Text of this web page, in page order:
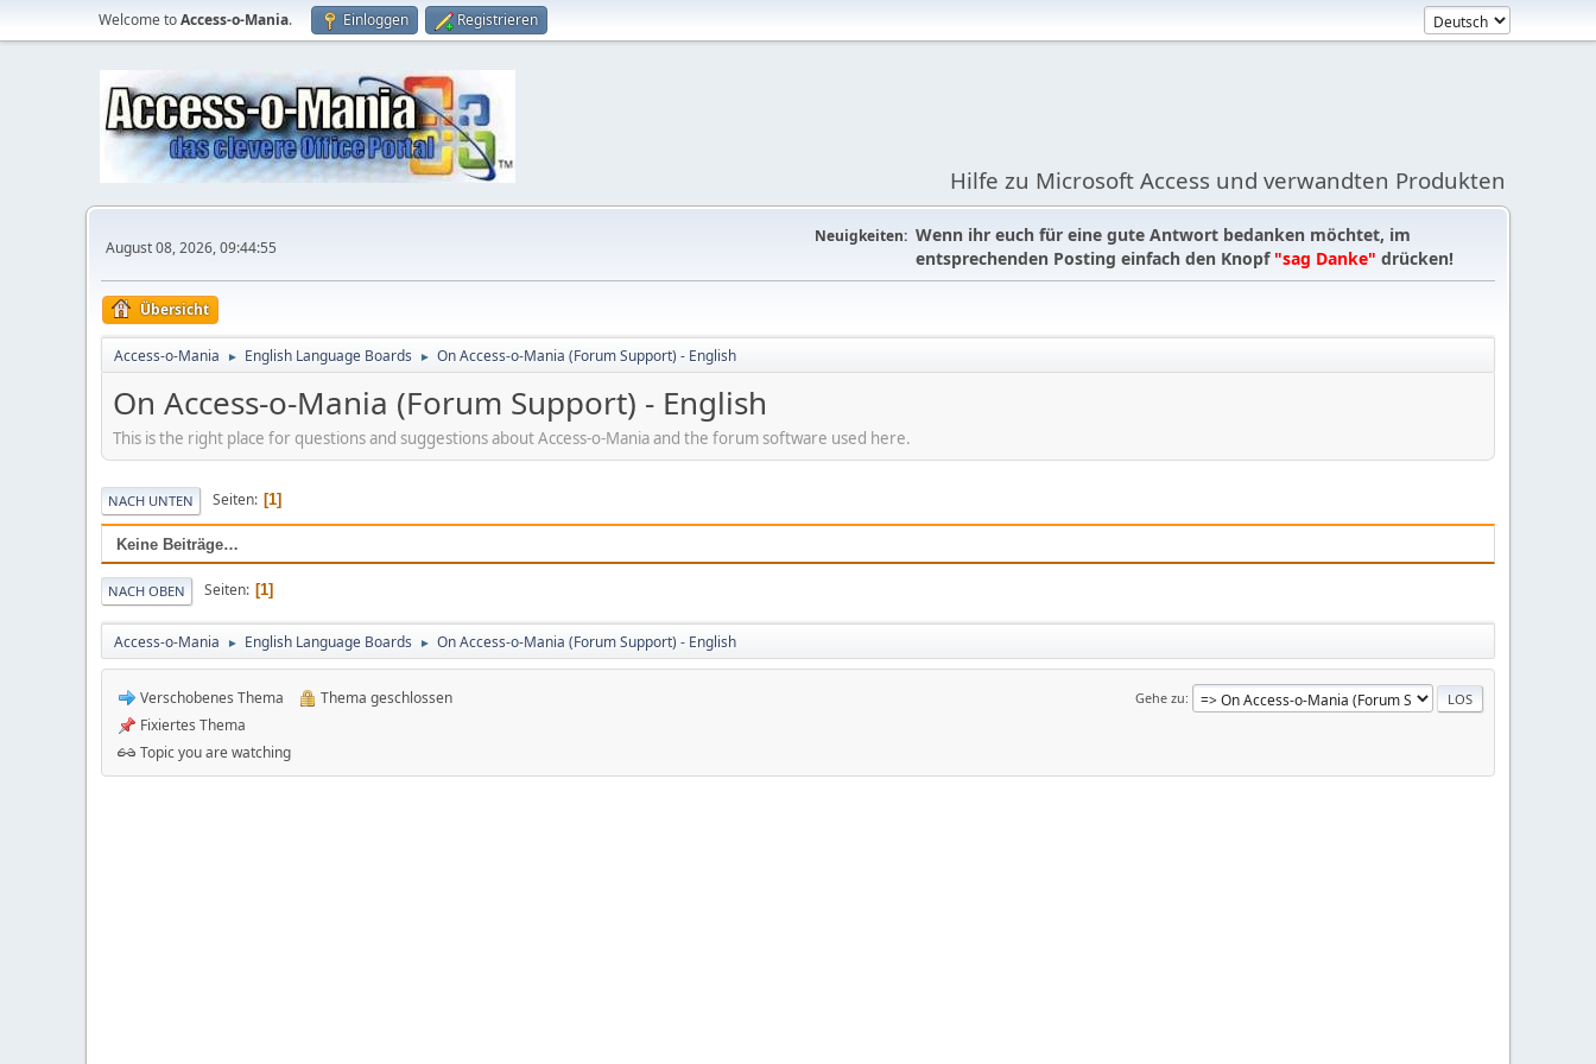
Welcome toAccess-o-Mania. Einloggen Registrieren
Hilfe zu Microsoft Access und verwandten Produkten
August 08, 2026, 09:44:55
Neuigkeiten: Wenn ihr euch für eine gute Antwort bedanken möchtet, im
entsprechenden Posting einfach den Knopf "sag Danke" drücken!
Übersicht
Access-o-Mania ► English Language Boards ► On Access-o-Mania (Forum Support) - English
On Access-o-Mania (Forum Support) - English
This is the right place for questions and suggestions about Access-o-Mania and the forum software used here.
NACH UNTEN Seiten 1
Keine Beiträge…
NACH OBEN Seiten 1
Access-o-Mania ► English Language Boards ► On Access-o-Mania (Forum Support) - English
Gehe zu
Verschobenes Thema
Thema geschlossen
Fixiertes Thema
Topic you are watching